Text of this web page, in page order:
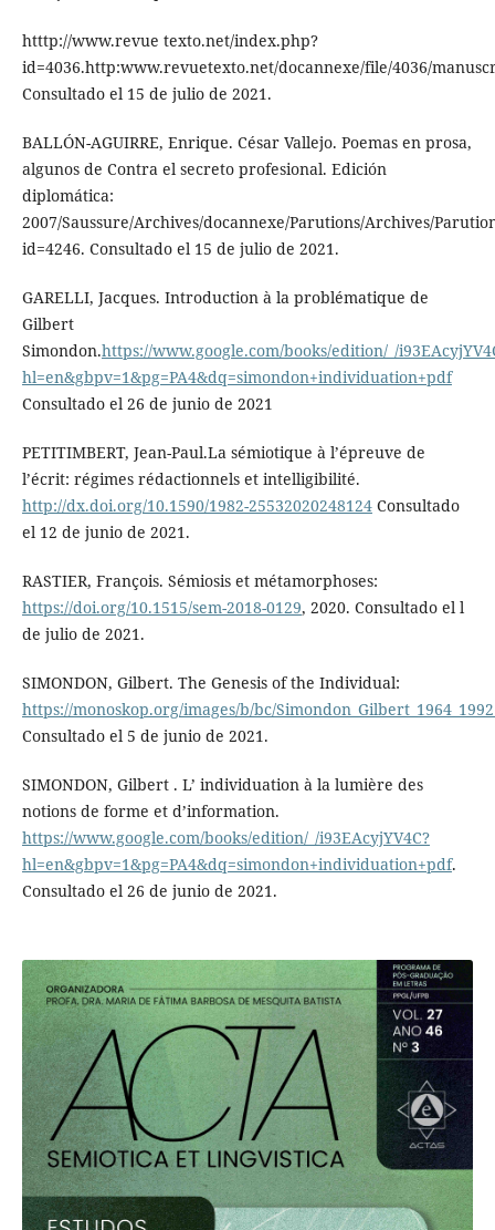
htttp://www.revue texto.net/index.php?
id=4036.http:www.revuetexto.net/docannexe/file/4036/
Consultado el 15 de julio de 2021.
BALLÓN-AGUIRRE, Enrique. César Vallejo. Poemas en prosa,
algunos de Contra el secreto profesional. Edición
diplomática:
2007/Saussure/Archives/docannexe/Parutions/Archives/
id=4246. Consultado el 15 de julio de 2021.
GARELLI, Jacques. Introduction à la problématique de
Gilbert
Simondon.https://www.google.com/books/edition/_/
hl=en&gbpv=1&pg=PA4&dq=simondon+individuation+pdf
Consultado el 26 de junio de 2021
PETITIMBERT, Jean-Paul.La sémiotique à l’épreuve de
l’écrit: régimes rédactionnels et intelligibilité.
http://dx.doi.org/10.1590/1982-25532020248124Consultado
el 12 de junio de 2021.
RASTIER, François. Sémiosis et métamorphoses:
https://doi.org/10.1515/sem-2018-0129, 2020. Consultado el l
de julio de 2021.
SIMONDON, Gilbert. The Genesis of the Individual:
https://monoskop.org/images/b/bc/
Consultado el 5 de junio de 2021.
SIMONDON, Gilbert . L’ individuation à la lumière des
notions de forme et d’information.
https://www.google.com/books/edition/_/i93EAcyjYV4C?
hl=en&gbpv=1&pg=PA4&dq=simondon+individuation+pdf.
Consultado el 26 de junio de 2021.